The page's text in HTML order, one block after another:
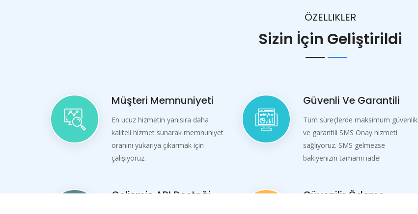
ÖZELLIKLER
Sizin İçin Geliştirildi
Müşteri Memnuniyeti
En ucuz hizmetin yanısıra daha
kaliteli hizmet sunarak memnuniyet
oranını yukarıya çıkarmak için
çalışıyoruz.
Güvenli Ve Garantili
Tüm süreçlerde maksimum güvenlik
ve garantili SMS Onay hizmeti
sağlıyoruz. SMS gelmezse
bakiyenizin tamamı iade!
Gelişmiş API Desteği
Güvenilir Ödeme